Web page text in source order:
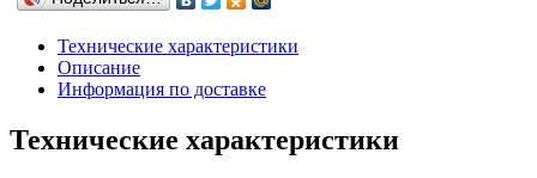
Технические характеристики
Описание
Информация по доставке
Технические характеристики